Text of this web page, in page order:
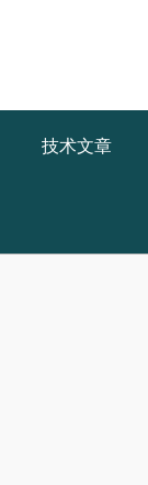
技术文章